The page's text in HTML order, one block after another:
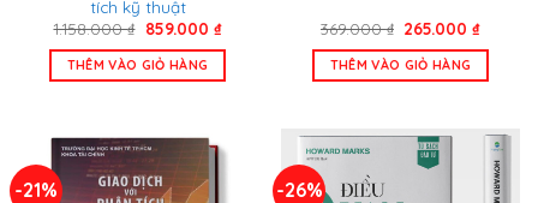
tích kỹ thuật
1.158.000₫ Giá
là:
1.158.000 ₫.
859.000 ₫Giá
tại
THÊM VÀO GIỎ HÀNG
369.000₫ Giá
là:
369.000 ₫.
265.000₫Giá
tại
THÊM VÀO GIỎ HÀNG
-21% -26%